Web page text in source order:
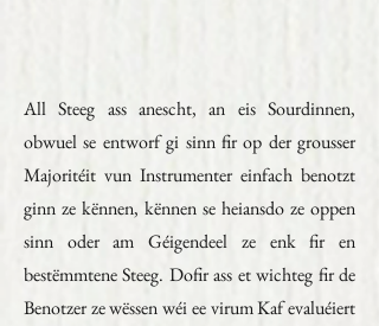
All Steeg ass anescht, an eis Sourdinnen,
obwuel se entworf gi sinn fir op der grousser
Majoritéit vun Instrumenter einfach benotzt
ginn ze kënnen, kënnen se heiansdo ze oppen
sinn oder am Géigendeel ze enk fir en
bestëmmtene Steeg. Dofir ass et wichteg fir de
Benotzer ze wëssen wéi ee virum Kaf evaluéiert